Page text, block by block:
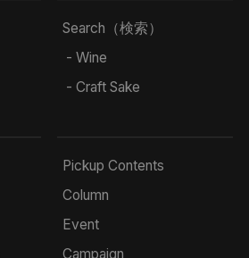
Search（検索）
- Wine
- Craft Sake
Pickup Contents
Column
Event
Campaign